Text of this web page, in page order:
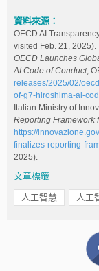
資料來源：
OECD AI
visited Feb. 21, 2025).
OECD Launches
AI Code of Conduct,
releases/2025/02/
of-g7-hiroshima-ai-
Italian Ministry of
Reporting Framework
https://
finalizes-reporting-
2025).
文章標籤
人工智慧 人工